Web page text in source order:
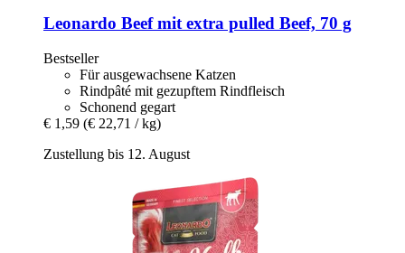
Leonardo Beef mit extra pulled Beef, 70 g
Bestseller
Für ausgewachsene Katzen
Rindpâté mit gezupftem Rindfleisch
Schonend gegart
€ 1,59 (€ 22,71 / kg)
Zustellung bis 12. August